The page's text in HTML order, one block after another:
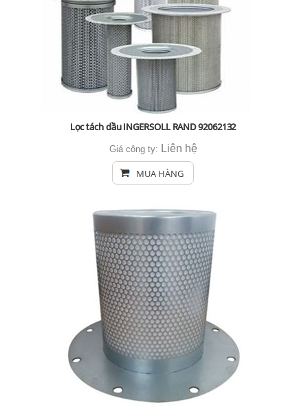
Lọc tách dầu INGERSOLL RAND 92062132
Giá công ty: Liên hệ
MUA HÀNG